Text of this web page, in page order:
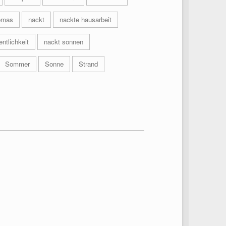
nackt nackte hausarbeit
nackt sonnen
Sommer Sonne Strand